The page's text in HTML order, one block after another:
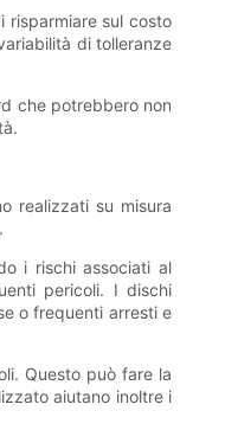
risparmiare sul costo
di tolleranze
che potrebbero non
realizzati su misura
i rischi associati al
pericoli. I dischi
o frequenti arresti e
Questo può fare la
aiutano inoltre i